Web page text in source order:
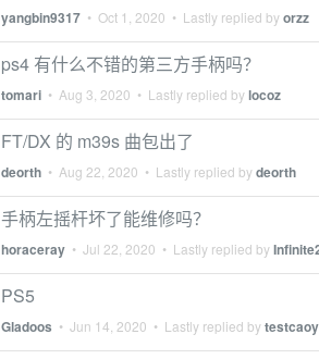
yangbin9317 • Oct 1, 2020 • Lastly replied byorzz
ps4 有什么不错的第三方手柄吗？
tomari • Aug 3, 2020 • Lastly replied bylocoz
FT/DX 的 m39s 曲包出了
deorth • Aug 22, 2020 • Lastly replied bydeorth
手柄左摇杆坏了能维修吗？
horaceray • Jul 22, 2020 • Lastly replied by
PS5
Gladoos • Jun 14, 2020 • Lastly replied by